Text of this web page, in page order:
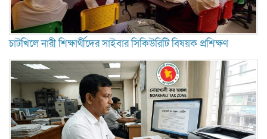
চাটখিলে নারী শিক্ষার্থীদের সাইবার সিকিউরিটি বিষয়ক প্রশিক্ষণ